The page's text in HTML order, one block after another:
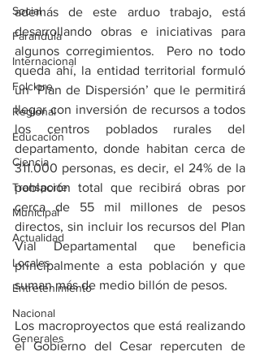
Social
Farandula
Internacional
Folclore
Regional
Educación
Ciencia
Transporte
Municipal
Actualidad
Locales
Entretenimiento
Nacional
Generales
además de este arduo trabajo, está
desarrollando obras e iniciativas para
algunos corregimientos.  Pero no todo
queda ahí, la entidad territorial formuló
un ‘Plan de Dispersión’ que le permitirá
llegar con inversión de recursos a todos
los centros poblados rurales del
departamento, donde habitan cerca de
311.000 personas, es decir, el 24% de la
población total que recibirá obras por
cerca de 55 mil millones de pesos
directos, sin incluir los recursos del Plan
Vial Departamental que beneficia
principalmente a esta población y que
suman más de medio billón de pesos.
Los macroproyectos que está realizando
el Gobierno del Cesar repercuten de